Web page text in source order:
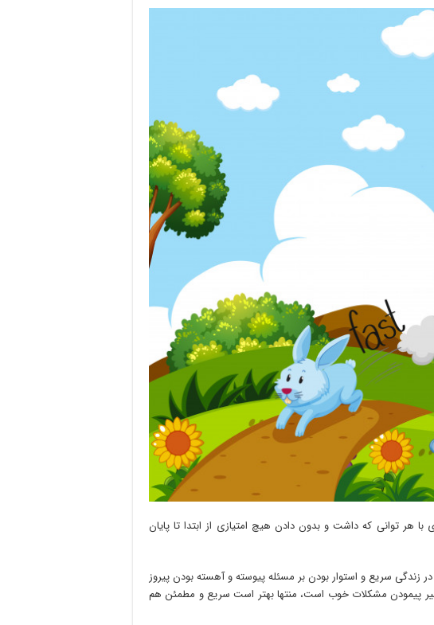
هر توانی که داشت و بدون دادن هیچ امتیازی از ابتدا تا پایان
سریع و استوار بودن بر مسئله پیوسته و آهسته بودن پیروز
پیمودن مشکلات خوب است، منتها بهتر است سریع و مطمئن هم